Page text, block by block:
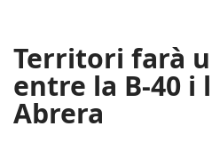
Territori farà
entre la B-40 i
Abrera